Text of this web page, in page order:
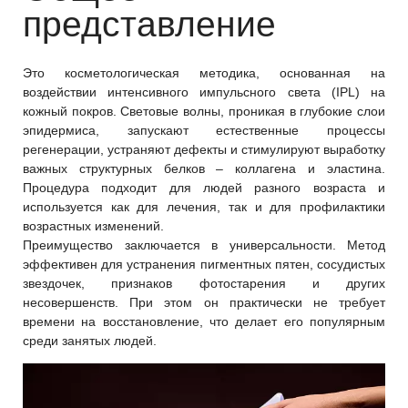
представление
Это косметологическая методика, основанная на
воздействии интенсивного импульсного света (IPL) на
кожный покров. Световые волны, проникая в глубокие слои
эпидермиса, запускают естественные процессы
регенерации, устраняют дефекты и стимулируют выработку
важных структурных белков – коллагена и эластина.
Процедура подходит для людей разного возраста и
используется как для лечения, так и для профилактики
возрастных изменений.
Преимущество заключается в универсальности. Метод
эффективен для устранения пигментных пятен, сосудистых
звездочек, признаков фотостарения и других
несовершенств. При этом он практически не требует
времени на восстановление, что делает его популярным
среди занятых людей.